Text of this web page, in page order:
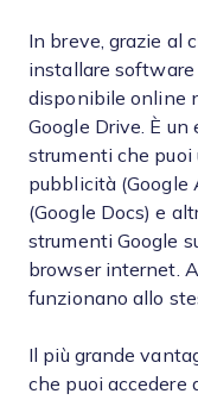
In breve, grazie al
installare software
disponibile online
Google Drive. È
strumenti che puoi
pubblicità (Google
(Google Docs) e
strumenti Google
browser internet.
funzionano allo
Il più grande
che puoi accedere